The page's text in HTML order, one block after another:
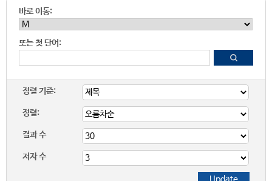
바로 이동:
또는 첫 단어:
정렬 기준:
정렬:
결과 수
저자 수